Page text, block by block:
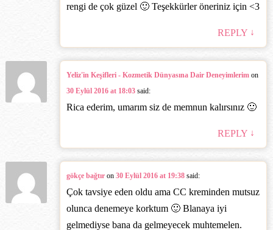
rengi de çok güzel 🙂 Teşekkürler öneriniz için <3
REPLY ↓
Yeliz'in Keşifleri - Kozmetik Dünyasına Dair Deneyimlerim on
30 Eylül 2016 at 18:03 said:
Rica ederim, umarım siz de memnun kalırsınız 🙂
REPLY ↓
gökçe bağtır on 30 Eylül 2016 at 19:38 said:
Çok tavsiye eden oldu ama CC kreminden mutsuz
olunca denemeye korktum 🙂 Blanaya iyi
gelmediyse bana da gelmeyecek muhtemelen.